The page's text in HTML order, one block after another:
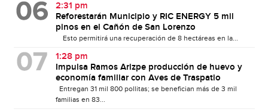
2:31 pm
Reforestarán Municipio y RIC ENERGY 5 mil
pinos en el Cañón de San Lorenzo
Esto permitirá una recuperación de 8 hectáreas en la...
1:28 pm
Impulsa Ramos Arizpe producción de huevo y
economía familiar con Aves de Traspatio
Entregan 31 mil 800 pollitas; se benefician más de 3 mil
familias en 83...